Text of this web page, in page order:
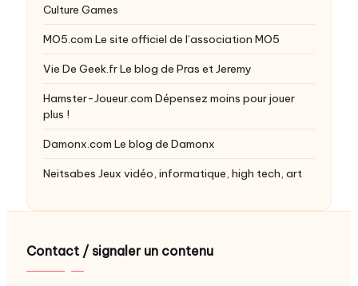
Culture Games
MO5.com Le site officiel de l’association MO5
Vie De Geek.frLe blog de Pras et Jeremy
Hamster-Joueur.com Dépensez moins pour jouer
plus !
Damonx.com Le blog de Damonx
Neitsabes Jeux vidéo, informatique, high tech, art
Contact / signaler un contenu